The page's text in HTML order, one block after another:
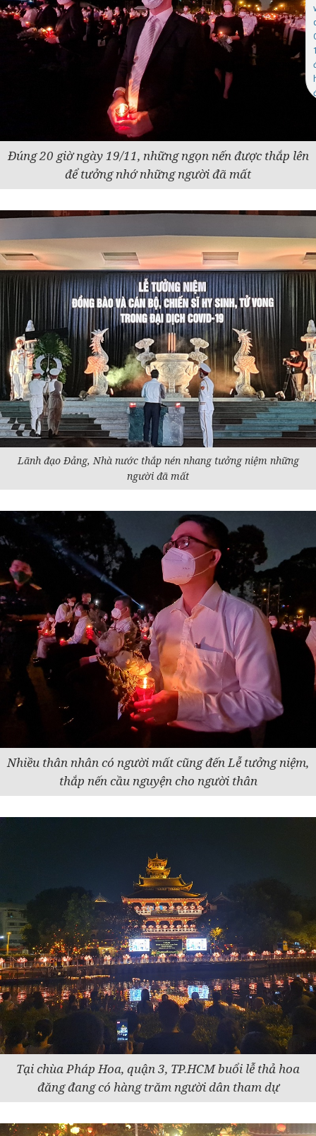
Đúng 20 giờ ngày 19/11, những ngọn nến được thắp lên
để tưởng nhớ những người đã mất
Lãnh đạo Đảng, Nhà nước thắp nén nhang tưởng niệm những
người đã mất
Nhiều thân nhân có người mất cũng đến Lễ tưởng niệm,
thắp nến cầu nguyện cho người thân
Tại chùa Pháp Hoa, quận 3, TP.HCM buổi lễ thả hoa
đăng đang có hàng trăm người dân tham dự